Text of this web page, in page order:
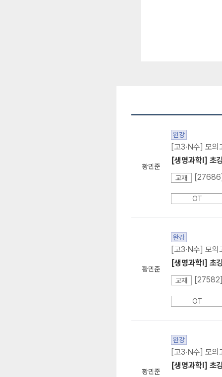
황민준
완강
[고3·N수] 모
[생명과학I] 초
교재
OT
황민준
완강
[고3·N수] 모
[생명과학I] 초
교재
OT
황민준
완강
[고3·N수] 모
[생명과학I] 초